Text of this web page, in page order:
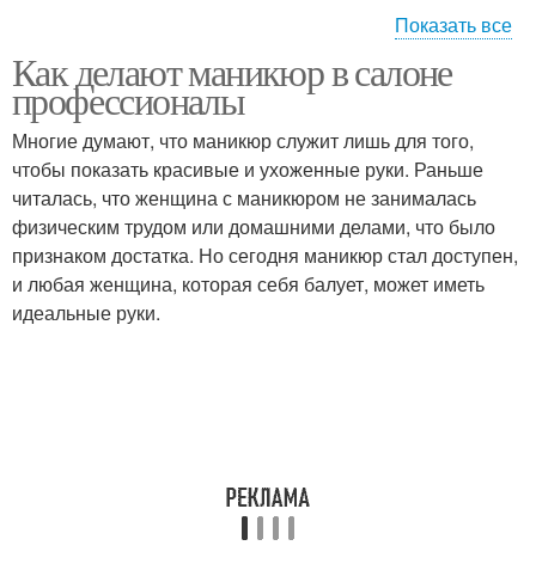
летний маникюр
ногти
Маникюр с фруктовыми
узорами
модный маникюр
Маникюр с
Показать все
Как делают маникюр в салоне
профессионалы
Многие думают, что маникюр служит лишь для того,
чтобы показать красивые и ухоженные руки. Раньше
читалась, что женщина с маникюром не занималась
физическим трудом или домашними делами, что было
признаком достатка. Но сегодня маникюр стал доступен,
и любая женщина, которая себя балует, может иметь
идеальные руки.